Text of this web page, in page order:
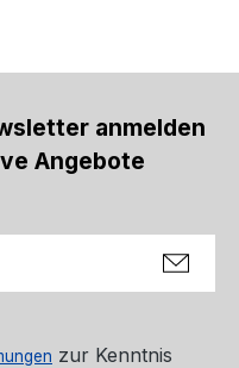
anmelden
Angebote
zur Kenntnis